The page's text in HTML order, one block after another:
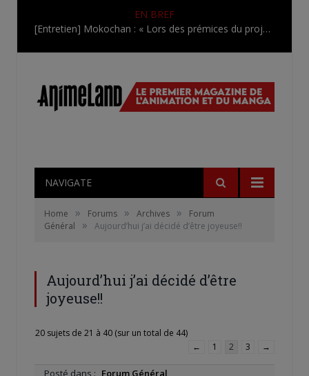
EN BREF
[Entretien] Mokochan : « Lors des prémices du projet, il était déjà demandé de suivre au mieux le manga originel.»
NAVIGATE
Home » Forums » Archives »
Forum
Général
» Aujourd’hui j’ai décidé d’être joyeuse!!
Aujourd’hui j’ai décidé d’être
joyeuse!!
20 sujets de 21 à 40 (sur un total de 44)
←
1 2 3 →
Posté dans : Forum Général